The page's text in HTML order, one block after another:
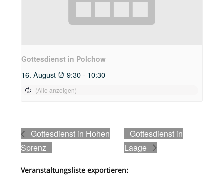
Gottesdienst in Polchow
16. August ⏰ 9:30 - 10:30
Gottesdienst in Hohen
Sprenz
Gottesdienst in
Laage
Veranstaltungsliste exportieren: